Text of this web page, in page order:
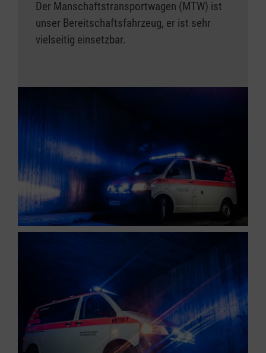
Der Manschaftstransportwagen (MTW) ist
unser Bereitschaftsfahrzeug, er ist sehr
vielseitig einsetzbar.